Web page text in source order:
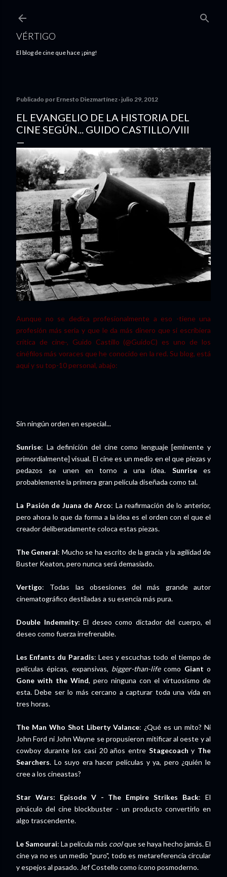
VÉRTIGO
El blog de cine que hace ¡ping!
Publicado por Ernesto Diezmartínez julio 29, 2012
EL EVANGELIO DE LA HISTORIA DEL
CINE SEGÚN... GUIDO CASTILLO/VIII
Aunque no se dedica profesionalmente a eso -tiene una
profesión más seria y que le da más dinero que si escribiera
crítica de cine-, Guido Castillo (@GuidoC) es uno de los
cinéfilos más voraces que he conocido en la red. Su blog, está
aquí y su top-10 personal, abajo:
Sin ningún orden en especial...
Sunrise: La definición del cine como lenguaje [eminente y
primordialmente] visual. El cine es un medio en el que piezas y
pedazos se unen en torno a una idea. Sunrisees
probablemente la primera gran película diseñada como tal.
La Pasión de Juana de Arco: La reafirmación de lo anterior,
pero ahora lo que da forma a la idea es el orden con el que el
creador deliberadamente coloca estas piezas.
The General: Mucho se ha escrito de la gracia y la agilidad de
Buster Keaton, pero nunca será demasiado.
Vertigo: Todas las obsesiones del más grande autor
cinematográfico destiladas a su esencia más pura.
Double Indemnity: El deseo como dictador del cuerpo, el
deseo como fuerza irrefrenable.
Les Enfants du Paradis: Lees y escuchas todo el tiempo de
películas épicas, expansivas, bigger-than-lifecomo Giant o
Gone with the Wind, pero ninguna con el virtuosismo de
esta. Debe ser lo más cercano a capturar toda una vida en
tres horas.
The Man Who Shot Liberty Valance: ¿Qué es un mito? Ni
John Ford ni John Wayne se propusieron mitificar al oeste y al
cowboy durante los casi 20 años entre Stagecoach y The
Searchers. Lo suyo era hacer películas y ya, pero ¿quién le
cree a los cineastas?
Star Wars: Episode V - The Empire Strikes Back: El
pináculo del cine blockbuster - un producto convertirlo en
algo trascendente.
Le Samourai: La película más coolque se haya hecho jamás. El
cine ya no es un medio "puro", todo es metareferencia circular
y espejos al pasado. Jef Costello como ícono posmoderno.